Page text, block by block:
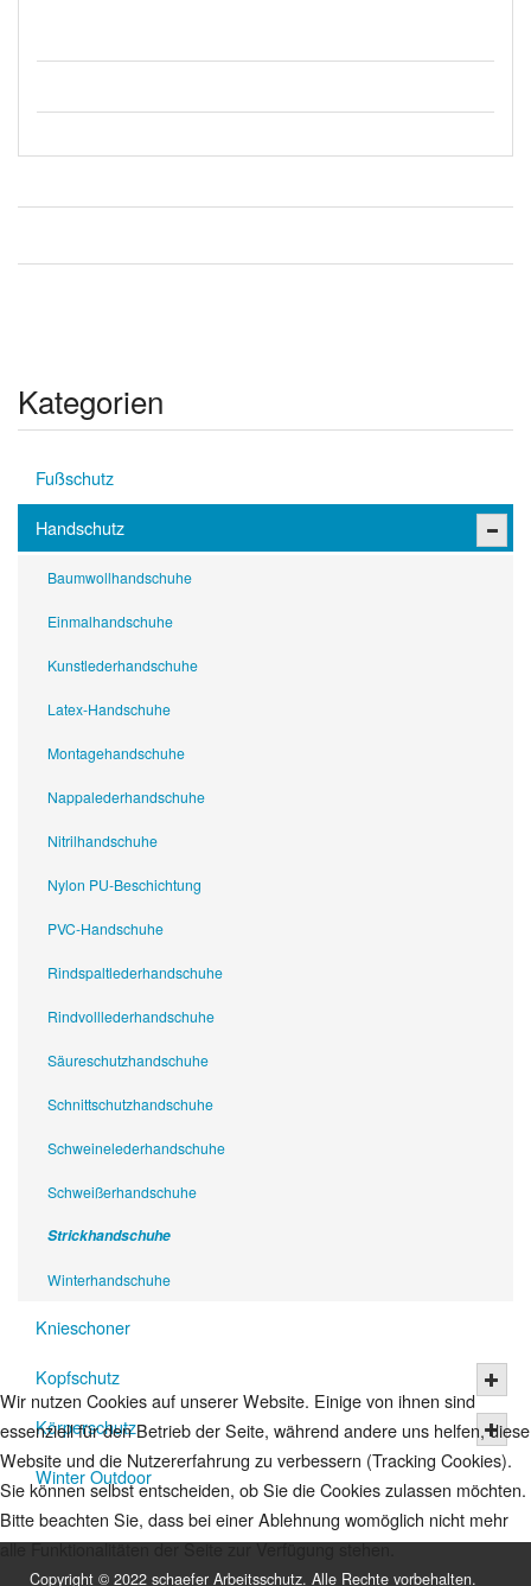
Kategorien
Fußschutz
Handschutz
Baumwollhandschuhe
Einmalhandschuhe
Kunstlederhandschuhe
Latex-Handschuhe
Montagehandschuhe
Nappalederhandschuhe
Nitrilhandschuhe
Nylon PU-Beschichtung
PVC-Handschuhe
Rindspaltlederhandschuhe
Rindvolllederhandschuhe
Säureschutzhandschuhe
Schnittschutzhandschuhe
Schweinelederhandschuhe
Schweißerhandschuhe
Strickhandschuhe
Winterhandschuhe
Knieschoner
Kopfschutz
Körperschutz
Winter Outdoor
Copyright © 2022 schaefer Arbeitsschutz. Alle Rechte vorbehalten.
Wir nutzen Cookies auf unserer Website. Einige von ihnen sind
essenziell für den Betrieb der Seite, während andere uns helfen, diese
Website und die Nutzererfahrung zu verbessern (Tracking Cookies).
Sie können selbst entscheiden, ob Sie die Cookies zulassen möchten.
Bitte beachten Sie, dass bei einer Ablehnung womöglich nicht mehr
alle Funktionalitäten der Seite zur Verfügung stehen.